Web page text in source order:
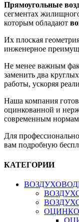
Прямоугольные
сегментах
которым обладают
Их плоская
инженерное
Не менее важным
заменить два
работы, ускоряя
Наша компания
оцинкованной и
современным нормам
Для
вам подробную
КАТЕГОРИИ